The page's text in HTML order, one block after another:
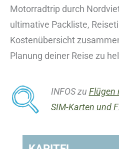
Motorradtrip durch
ultimative Packliste,
Kostenübersicht
Planung deiner Reise zu
INFOS zu Flügen
SIM-Karten und